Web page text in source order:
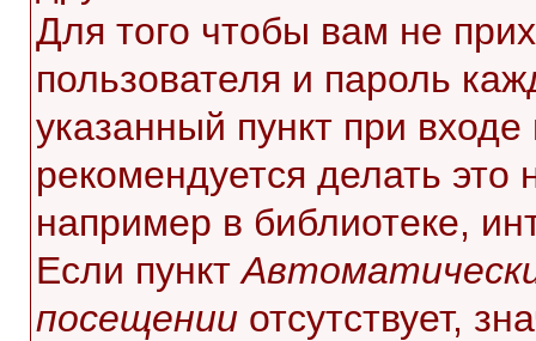
Для того чтобы вам не
пользователя и пароль
указанный пункт при
рекомендуется делать
например в библиотеке,
Если пункт
посещении отсутствует,